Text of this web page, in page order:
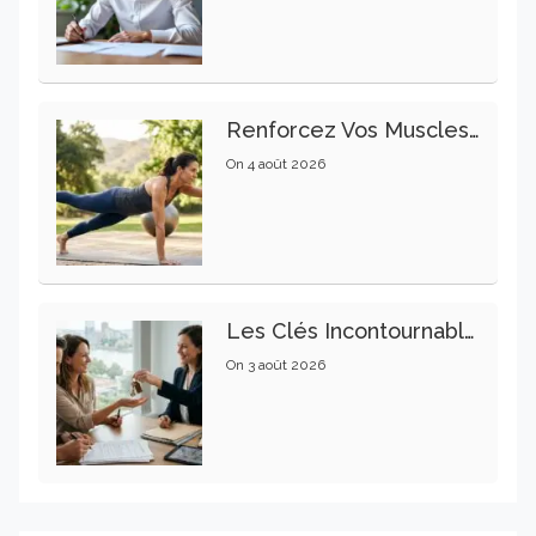
Renforcez Vos Muscles Profonds Pour Apaiser Votre Mal De Dos
On 4 août 2026
Les Clés Incontournables Pour Réussir Vos Transactions Immobilières
On 3 août 2026